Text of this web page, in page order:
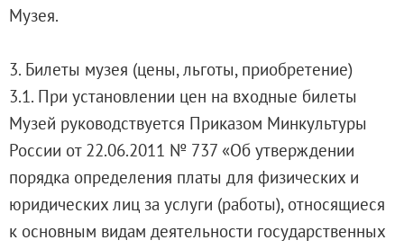
Лекции и абонементы
Лекторий
Лекции
Абонементы
Реставрация
Открытая реставрация шедевров Григория
Детям
Музея.
3. Билеты музея (цены, льготы, приобретение)
3.1. При установлении цен на входные билеты
Музей руководствуется Приказом Минкультуры
России от 22.06.2011 № 737 «Об утверждении
порядка определения платы для физических и
юридических лиц за услуги (работы), относящиеся
к основным видам деятельности государственных